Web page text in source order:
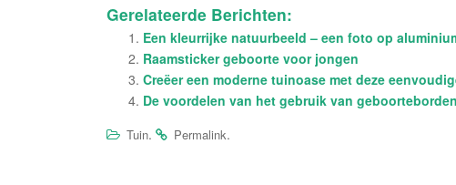
Gerelateerde Berichten:
Een kleurrijke natuurbeeld – een foto op
Raamsticker geboorte voor jongen
Creëer een moderne tuinoase met deze
De voordelen van het gebruik van
Tuin. Permalink.